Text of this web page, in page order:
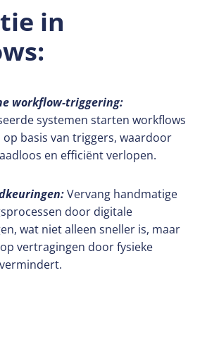
in
workflow-triggering:
systemen starten workflows
basis van triggers, waardoor
en efficiënt verlopen.
Vervang handmatige
door digitale
wat niet alleen sneller is, maar
vertragingen door fysieke